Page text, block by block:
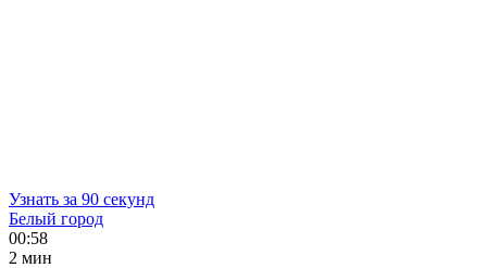
Узнать за 90 секунд
Белый город
00:58
2 мин